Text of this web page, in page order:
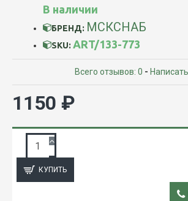
В наличии
БРЕНД: МСКСНАБ
SKU: ART/133-773
Всего отзывов: 0 -
1150 ₽
КУПИТЬ